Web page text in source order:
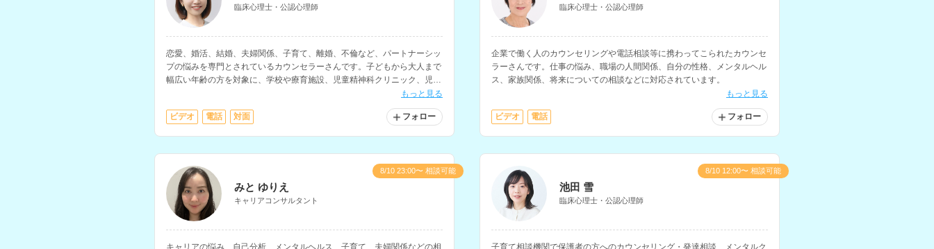
臨床心理士・公認心理師
恋愛、婚活、結婚、夫婦関係、子育て、離婚、不倫など、パートナーシッ
プの悩みを専門とされているカウンセラーさんです。子どもから大人まで
幅広い年齢の方を対象に、学校や療育施設、児童精神科クリニック、児童
相談所、自治体のDV相談窓口などでの相談経験をお持ちです。もっと見る
ビデオ 電話 対面 フォロー
臨床心理士・公認心理師
企業で働く人のカウンセリングや電話相談等に携わってこられたカウンセ
ラーさんです。仕事の悩み、職場の人間関係、自分の性格、メンタルヘル
ス、家族関係、将来についての相談などに対応されています。
もっと見る
ビデオ 電話 フォロー
みと ゆりえ
キャリアコンサルタント
キャリアの悩み、自己分析、メンタルヘルス、子育て、夫婦関係などの相
8/10 23:00〜 相談可能
池田 雪
臨床心理士・公認心理師
子育て相談機関で保護者の方へのカウンセリング・発達相談、メンタルク
8/10 12:00〜 相談可能